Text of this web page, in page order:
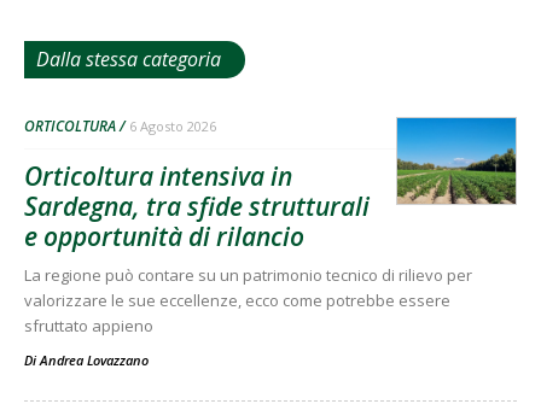
Dalla stessa categoria
ORTICOLTURA 6 Agosto 2026
Orticoltura intensiva in
Sardegna, tra sfide strutturali
e opportunità di rilancio
La regione può contare su un patrimonio tecnico di rilievo per
valorizzare le sue eccellenze, ecco come potrebbe essere
sfruttato appieno
DiAndrea Lovazzano